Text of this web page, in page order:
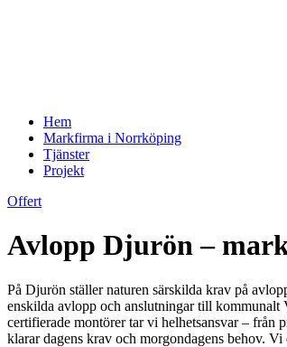
Hem
Markfirma i Norrköping
Tjänster
Projekt
Offert
Avlopp Djurön –
På Djurön ställer naturen särskilda krav på
enskilda avlopp och anslutningar till kommunalt
certifierade montörer tar vi helhetsansvar – från
klarar dagens krav och morgondagens behov.